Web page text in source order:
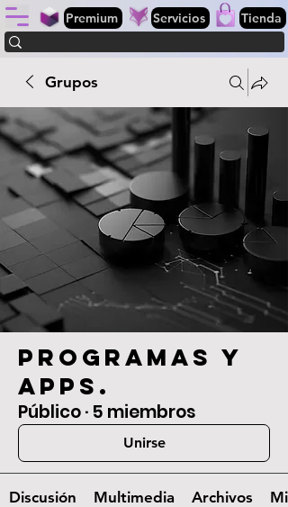
Premium Servicios Tienda
Grupos
Programas y
apps.
Público· 5 miembros
Unirse
Discusión Multimedia Archivos